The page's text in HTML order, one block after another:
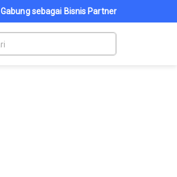
Gabung sebagai Bisnis Partner